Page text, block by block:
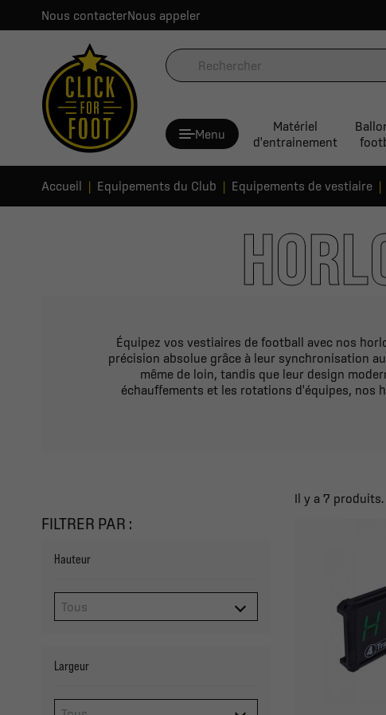
Nous contacterNous appeler
Menu
Matériel
d'entrainement
Accueil Equipements du Club Equipements de vestiaire
Équipez vos vestiaires de football avec nos
précision absolue grâce à leur synchronisation
même de loin, tandis que leur design
échauffements et les rotations d'équipes, nos
FILTRER PAR :
Hauteur
Largeur
Il y a 7 produits.